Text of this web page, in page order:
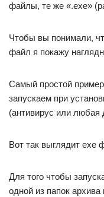
файлы, те же «.exe»
Чтобы вы понимали,
файл я покажу
Самый простой
запускаем при
(антивирус или любая
Вот так выглядит exe
Для того чтобы
одной из папок